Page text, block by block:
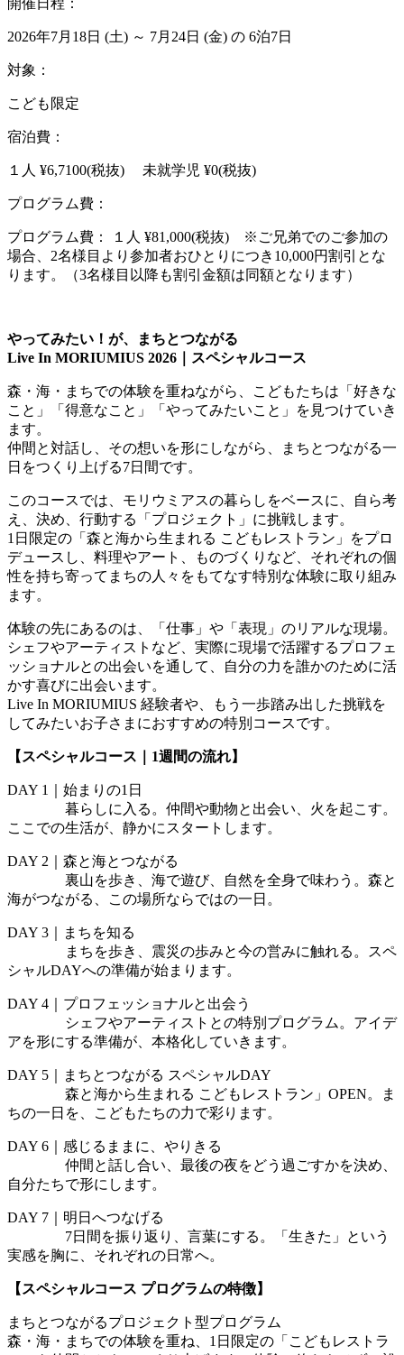
2026年7月18日 (土) ～ 7月24日 (金) の 6泊7日
対象：
こども限定
宿泊費：
１人 ¥6,7100(税抜) 未就学児 ¥0(税抜)
プログラム費：
プログラム費： １人 ¥81,000(税抜) ※ご兄弟でのご参加の
場合、2名様目より参加者おひとりにつき10,000円割引とな
ります。（3名様目以降も割引金額は同額となります）
やってみたい！が、まちとつながる
Live In MORIUMIUS 2026｜スペシャルコース
森・海・まちでの体験を重ねながら、こどもたちは「好きな
こと」「得意なこと」「やってみたいこと」を見つけていき
ます。
仲間と対話し、その想いを形にしながら、まちとつながる一
日をつくり上げる7日間です。
このコースでは、モリウミアスの暮らしをベースに、自ら考
え、決め、行動する「プロジェクト」に挑戦します。
1日限定の「森と海から生まれる こどもレストラン」をプロ
デュースし、料理やアート、ものづくりなど、それぞれの個
性を持ち寄ってまちの人々をもてなす特別な体験に取り組み
ます。
体験の先にあるのは、「仕事」や「表現」のリアルな現場。
シェフやアーティストなど、実際に現場で活躍するプロフェ
ッショナルとの出会いを通して、自分の力を誰かのために活
かす喜びに出会います。
Live In MORIUMIUS 経験者や、もう一歩踏み出した挑戦を
してみたいお子さまにおすすめの特別コースです。
【スペシャルコース｜1週間の流れ】
DAY 1｜始まりの1日
暮らしに入る。仲間や動物と出会い、火を起こす。
ここでの生活が、静かにスタートします。
DAY 2｜森と海とつながる
裏山を歩き、海で遊び、自然を全身で味わう。森と
海がつながる、この場所ならではの一日。
DAY 3｜まちを知る
まちを歩き、震災の歩みと今の営みに触れる。スペ
シャルDAYへの準備が始まります。
DAY 4｜プロフェッショナルと出会う
シェフやアーティストとの特別プログラム。アイデ
アを形にする準備が、本格化していきます。
DAY 5｜まちとつながる スペシャルDAY
森と海から生まれる こどもレストラン」OPEN。ま
ちの一日を、こどもたちの力で彩ります。
DAY 6｜感じるままに、やりきる
仲間と話し合い、最後の夜をどう過ごすかを決め、
自分たちで形にします。
DAY 7｜明日へつなげる
7日間を振り返り、言葉にする。「生きた」という
実感を胸に、それぞれの日常へ。
【スペシャルコース プログラムの特徴】
まちとつながるプロジェクト型プログラム
森・海・まちでの体験を重ね、1日限定の「こどもレストラ